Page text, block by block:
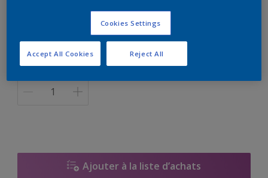
Quantité
Ajouter à la liste d’achats
Cookies Settings
Reject All
Accept All Cookies